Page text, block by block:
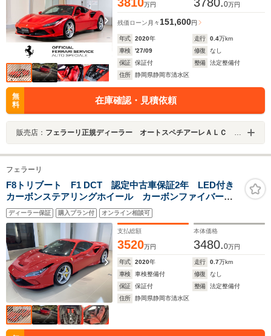
万円 0万円
残価ローン 月々 151,600円
年式 2020年 走行 0.4万km
車検
'27/09 修復
なし
保証
保証付 整備
法定整備付
住所
静岡県静岡市清水区
無
料
在庫確認・見積依頼
販売店： フェラーリ正規ディーラー オートスペチアーレＡＬＣ ＭＯＴＯＲＳ ＧＲＯＵＰ
フェラーリ
F8トリブート F1 DCT 認定中古車保証2年 LED付き
カーボンステアリングホイール カーボンファイバード
ライバーゾーン カーボンファイバーエンジンコンパー
トメント スクーデリア・フェンダーシールドエンブレ
ム フロントリフター
ディーラー保証 購入プラン付 オンライン相談可
支払総額
3520万円
本体価格
3480.0万円
年式 2020年 走行 0.7万km
車検
車検整備付 修復
なし
保証
保証付 整備
法定整備付
住所
静岡県静岡市清水区